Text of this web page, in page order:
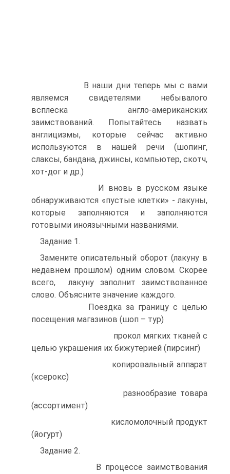
В наши дни теперь мы с вами
являемся свидетелями небывалого
всплеска англо-американских
заимствований. Попытайтесь назвать
англицизмы, которые сейчас активно
используются в нашей речи (шопинг,
слаксы, бандана, джинсы, компьютер, скотч,
хот-дог и др.)
И вновь в русском языке
обнаруживаются «пустые клетки» - лакуны,
которые заполняются и заполняются
готовыми иноязычными названиями.
Задание 1.
Замените описательный оборот (лакуну в
недавнем прошлом) одним словом. Скорее
всего, лакуну заполнит заимствованное
слово. Объясните значение каждого.
Поездка за границу с целью
посещения магазинов (шоп – тур)
прокол мягких тканей с
целью украшения их бижутерией (пирсинг)
копировальный аппарат
(ксерокс)
разнообразие товара
(ассортимент)
кисломолочный продукт
(йогурт)
Задание 2.
В процессе заимствования